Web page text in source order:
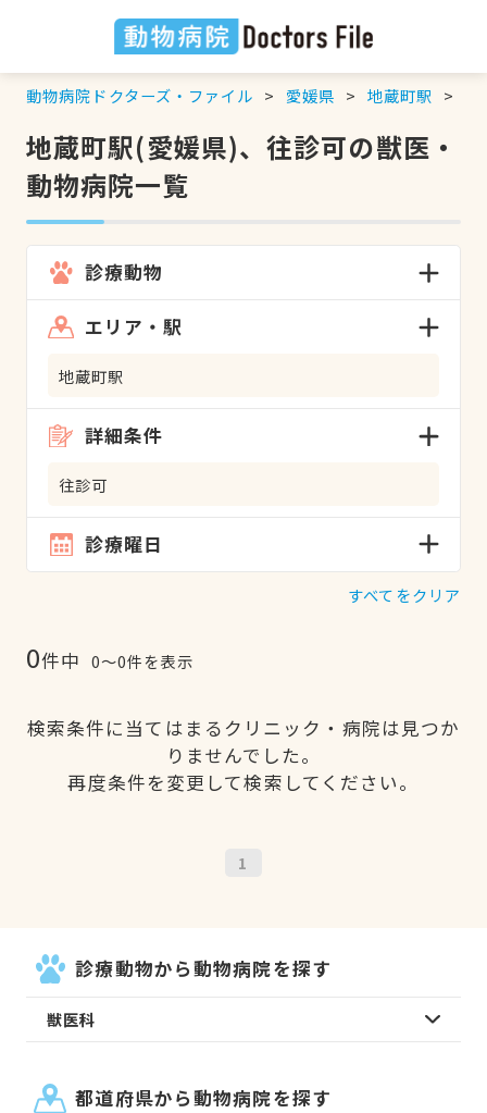
動物病院ドクターズ・ファイル 愛媛県 地蔵町駅
地蔵町駅(愛媛県)、往診可の獣医・
動物病院一覧
診療動物
エリア・駅
地蔵町駅
詳細条件
往診可
診療曜日
すべてをクリア
0件中 0〜0件を表示
検索条件に当てはまるクリニック・病院は見つか
りませんでした。
再度条件を変更して検索してください。
1
診療動物から動物病院を探す
獣医科
都道府県から動物病院を探す